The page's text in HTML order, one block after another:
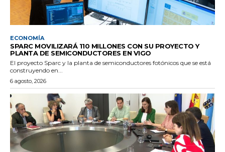
ECONOMÍA
SPARC MOVILIZARÁ 110 MILLONES CON SU PROYECTO Y
PLANTA DE SEMICONDUCTORES EN VIGO
El proyecto Sparc y la planta de semiconductores fotónicos que se está
construyendo en...
6 agosto, 2026